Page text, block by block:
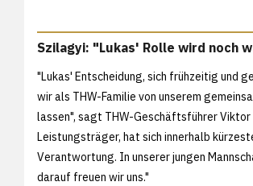
Szilagyi: "Lukas' Rolle wird noch
"Lukas' Entscheidung, sich frühzeitig und
wir als THW-Familie von unserem
lassen", sagt THW-Geschäftsführer Viktor
Leistungsträger, hat sich innerhalb
Verantwortung. In unserer jungen
darauf freuen wir uns."